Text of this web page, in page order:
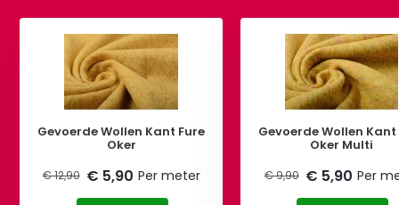
Gevoerde Wollen Kant Fure
Oker
€ 12,90 € 5,90 Per meter
Gevoerde Wollen Kant
Oker Multi
€ 9,90 € 5,90 Per